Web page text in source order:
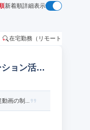
新着順詳細表示
在宅勤務（リモートワーク）OK
ョン活動
動画の制...